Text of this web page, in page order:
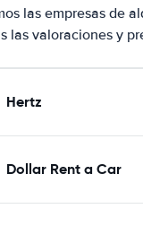
las empresas de
las valoraciones y
Hertz
Dollar Rent a Car